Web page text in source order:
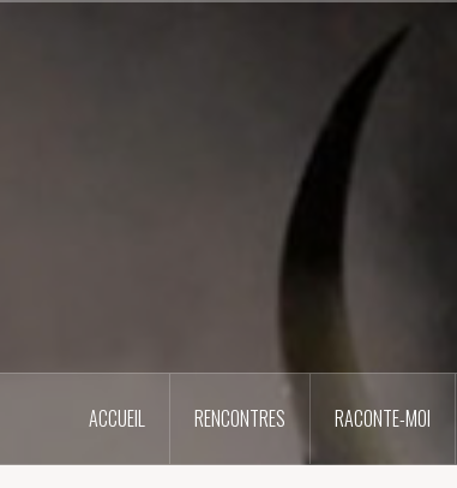
ACCUEIL RENCONTRES RACONTE-MOI